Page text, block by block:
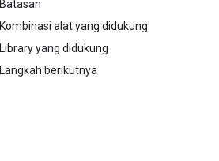
Batasan
Kombinasi alat yang didukung
Library yang didukung
Langkah berikutnya